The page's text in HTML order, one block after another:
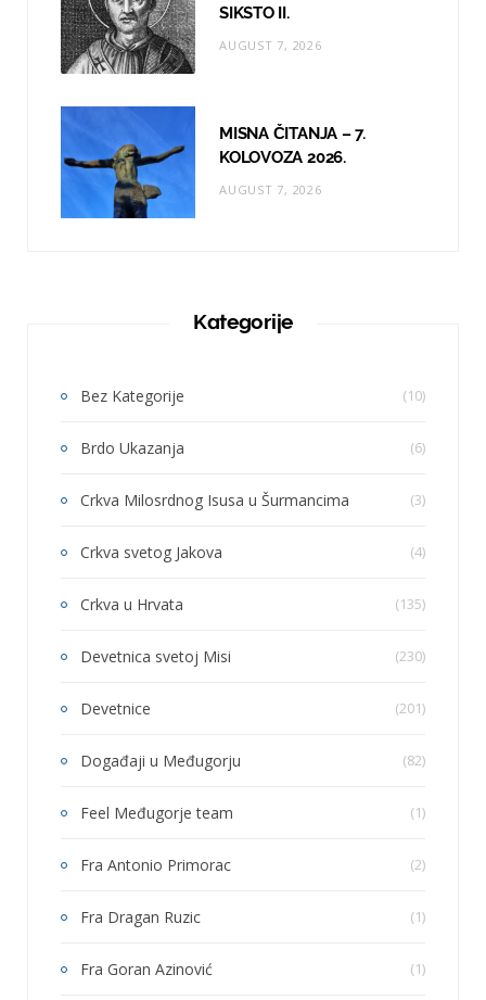
SIKSTO II.
AUGUST 7, 2026
MISNA ČITANJA – 7.
KOLOVOZA 2026.
AUGUST 7, 2026
Kategorije
Bez Kategorije (10)
Brdo Ukazanja (6)
Crkva Milosrdnog Isusa u Šurmancima (3)
Crkva svetog Jakova (4)
Crkva u Hrvata (135)
Devetnica svetoj Misi (230)
Devetnice (201)
Događaji u Međugorju (82)
Feel Međugorje team (1)
Fra Antonio Primorac (2)
Fra Dragan Ruzic (1)
Fra Goran Azinović (1)